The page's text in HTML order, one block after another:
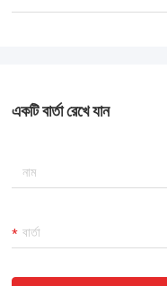
একটি বার্তা রেখে যান